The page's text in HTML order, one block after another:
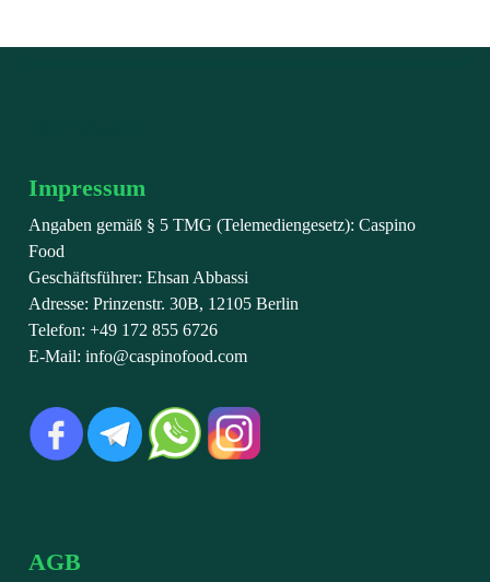
Impressum
Angaben gemäß § 5 TMG (Telemediengesetz): Caspino
Food
Geschäftsführer: Ehsan Abbassi
Adresse: Prinzenstr. 30B, 12105 Berlin
Telefon: +49 172 855 6726
E-Mail: info@caspinofood.com
AGB